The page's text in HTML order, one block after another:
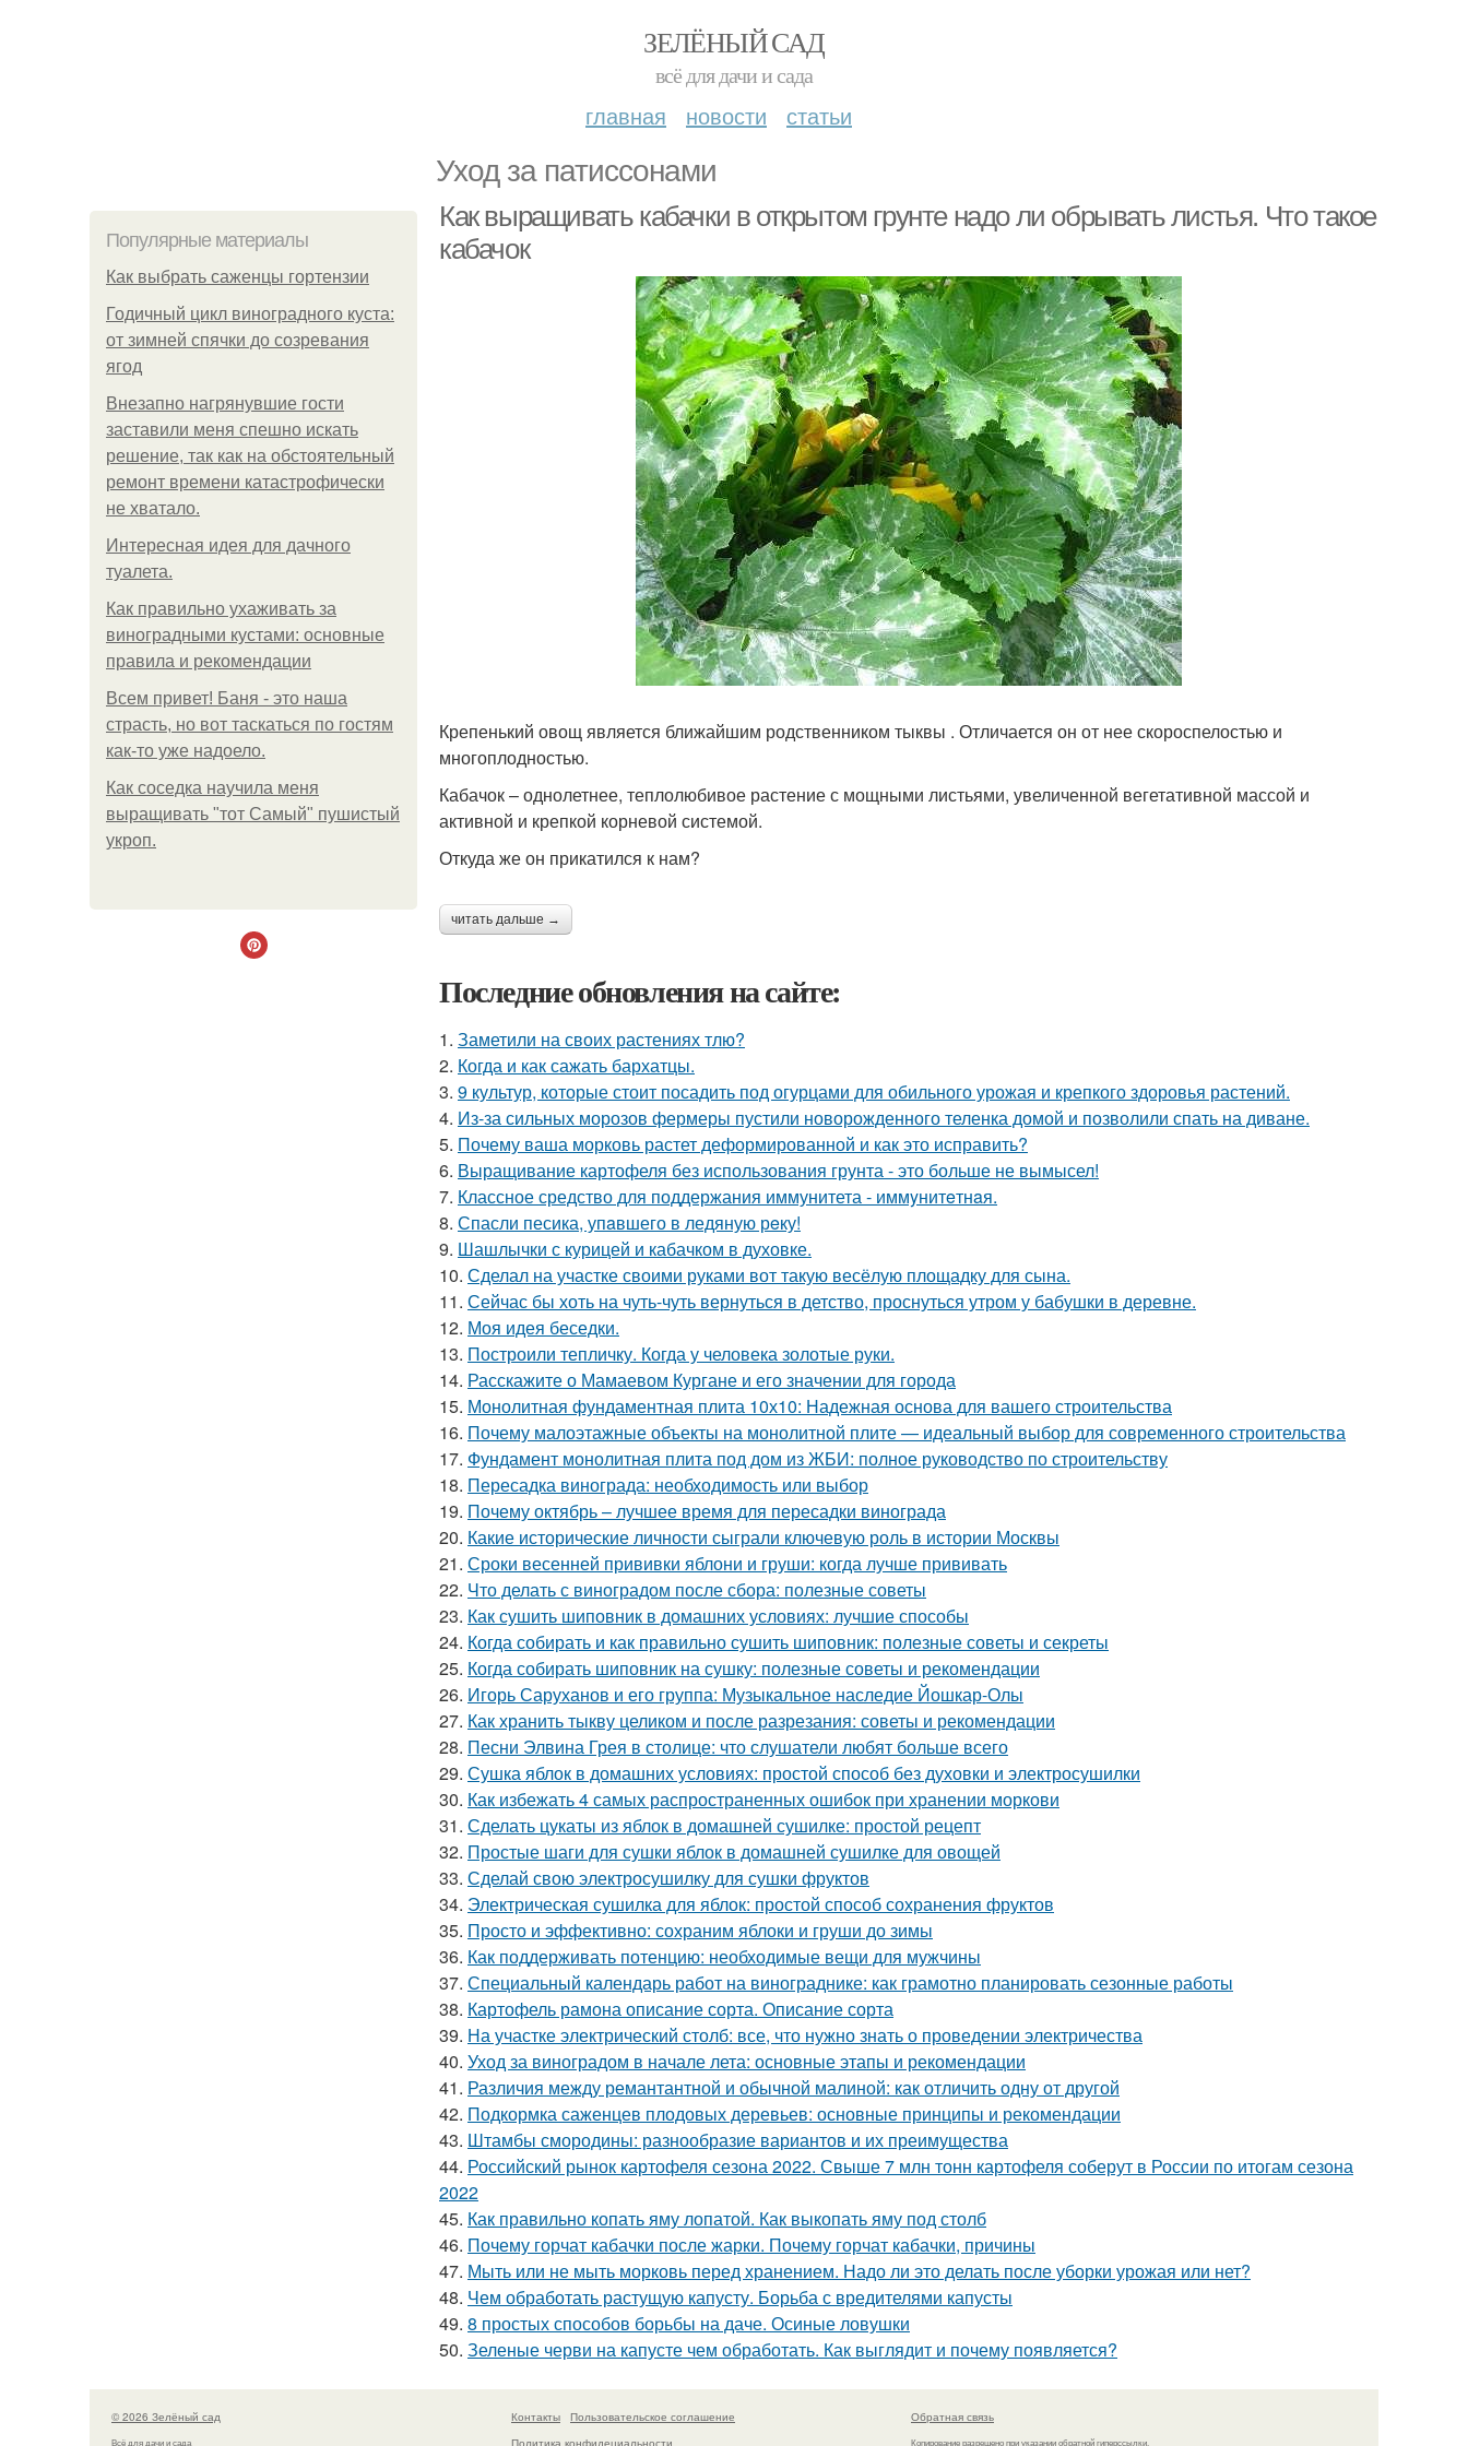
ЗЕЛЁНЫЙ САД
всё для дачи и сада
главная новости статьи
Уход за патиссонами
Популярные материалы
Как выбрать саженцы гортензии
Годичный цикл виноградного куста:
от зимней спячки до созревания
ягод
Внезапно нагрянувшие гости
заставили меня спешно искать
решение, так как на обстоятельный
ремонт времени катастрофически
не хватало.
Интересная идея для дачного
туалета.
Как правильно ухаживать за
виноградными кустами: основные
правила и рекомендации
Всем привет! Баня - это наша
страсть, но вот таскаться по гостям
как-то уже надоело.
Как соседка научила меня
выращивать "тот Самый" пушистый
укроп.
Как выращивать кабачки в открытом грунте надо ли обрывать листья. Что такое
кабачок
Крепенький овощ является ближайшим родственником тыквы . Отличается он от нее скороспелостью и
многоплодностью.
Кабачок – однолетнее, теплолюбивое растение с мощными листьями, увеличенной вегетативной массой и
активной и крепкой корневой системой.
Откуда же он прикатился к нам?
читать дальше →
Последние обновления на сайте:
1. Заметили на своих растениях тлю?
2. Когда и как сажать бархатцы.
3. 9 культур, которые стоит посадить под огурцами для обильного урожая и крепкого здоровья растений.
4. Из-за сильных морозов фермеры пустили новорожденного теленка домой и позволили спать на диване.
5. Почему ваша морковь растет деформированной и как это исправить?
6. Выращивание картофеля без использования грунта - это больше не вымысел!
7. Классное средство для поддержания иммунитета - иммyнитeтнaя.
8. Спасли песика, упaвшего в ледяную рeку!
9. Шашлычки с курицей и кабачком в духовке.
10. Сделал на участке своими руками вот такую весёлую площадку для сына.
11. Сейчас бы хоть на чуть-чуть вернуться в детство, проснуться утром у бабушки в деревне.
12. Моя идея беседки.
13. Построили тепличку. Когда у человека золотые руки.
14. Расскажите о Мамаевом Кургане и его значении для города
15. Монолитная фундаментная плита 10х10: Надежная основа для вашего строительства
16. Почему малоэтажные объекты на монолитной плите — идеальный выбор для современного строительства
17. Фундамент монолитная плита под дом из ЖБИ: полное руководство по строительству
18. Пересадка винограда: необходимость или выбор
19. Почему октябрь – лучшее время для пересадки винограда
20. Какие исторические личности сыграли ключевую роль в истории Москвы
21. Сроки весенней прививки яблони и груши: когда лучше прививать
22. Что делать с виноградом после сбора: полезные советы
23. Как сушить шиповник в домашних условиях: лучшие способы
24. Когда собирать и как правильно сушить шиповник: полезные советы и секреты
25. Когда собирать шиповник на сушку: полезные советы и рекомендации
26. Игорь Саруханов и его группа: Музыкальное наследие Йошкар-Олы
27. Как хранить тыкву целиком и после разрезания: советы и рекомендации
28. Песни Элвина Грея в столице: что слушатели любят больше всего
29. Сушка яблок в домашних условиях: простой способ без духовки и электросушилки
30. Как избежать 4 самых распространенных ошибок при хранении моркови
31. Сделать цукаты из яблок в домашней сушилке: простой рецепт
32. Простые шаги для сушки яблок в домашней сушилке для овощей
33. Сделай свою электросушилку для сушки фруктов
34. Электрическая сушилка для яблок: простой способ сохранения фруктов
35. Просто и эффективно: сохраним яблоки и груши до зимы
36. Как поддерживать потенцию: необходимые вещи для мужчины
37. Специальный календарь работ на винограднике: как грамотно планировать сезонные работы
38. Картофель рамона описание сорта. Описание сорта
39. На участке электрический столб: все, что нужно знать о проведении электричества
40. Уход за виноградом в начале лета: основные этапы и рекомендации
41. Различия между ремантантной и обычной малиной: как отличить одну от другой
42. Подкормка саженцев плодовых деревьев: основные принципы и рекомендации
43. Штамбы смородины: разнообразие вариантов и их преимущества
44. Российский рынок картофеля сезона 2022. Свыше 7 млн тонн картофеля соберут в России по итогам сезона
2022
45. Как правильно копать яму лопатой. Как выкопать яму под столб
46. Почему горчат кабачки после жарки. Почему горчат кабачки, причины
47. Мыть или не мыть морковь перед хранением. Надо ли это делать после уборки урожая или нет?
48. Чем обработать растущую капусту. Борьба с вредителями капусты
49. 8 простых способов борьбы на даче. Осиные ловушки
50. Зеленые черви на капусте чем обработать. Как выглядит и почему появляется?
© 2026 Зелёный сад
Всё для дачи и сада
Контакты
Пользовательское соглашение
Политика конфидециальности
Обратная связь
Копирование разрешено при указании обратной гиперссылки.